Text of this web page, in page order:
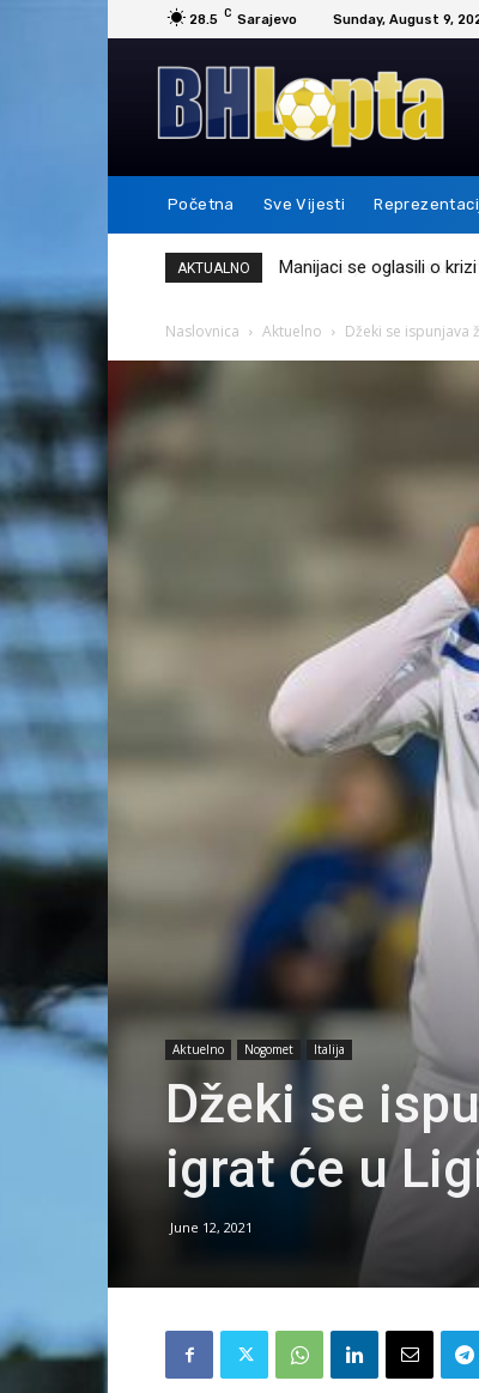
28.5 C Sarajevo Sunday, August 9,
Početna Sve Vijesti
AKTUALNO Messi je ovim potezom
Naslovnica Aktuelno Džeki se ispunjava
Aktuelno Nogomet Italija
Džeki se
igrat će u
June 12, 2021